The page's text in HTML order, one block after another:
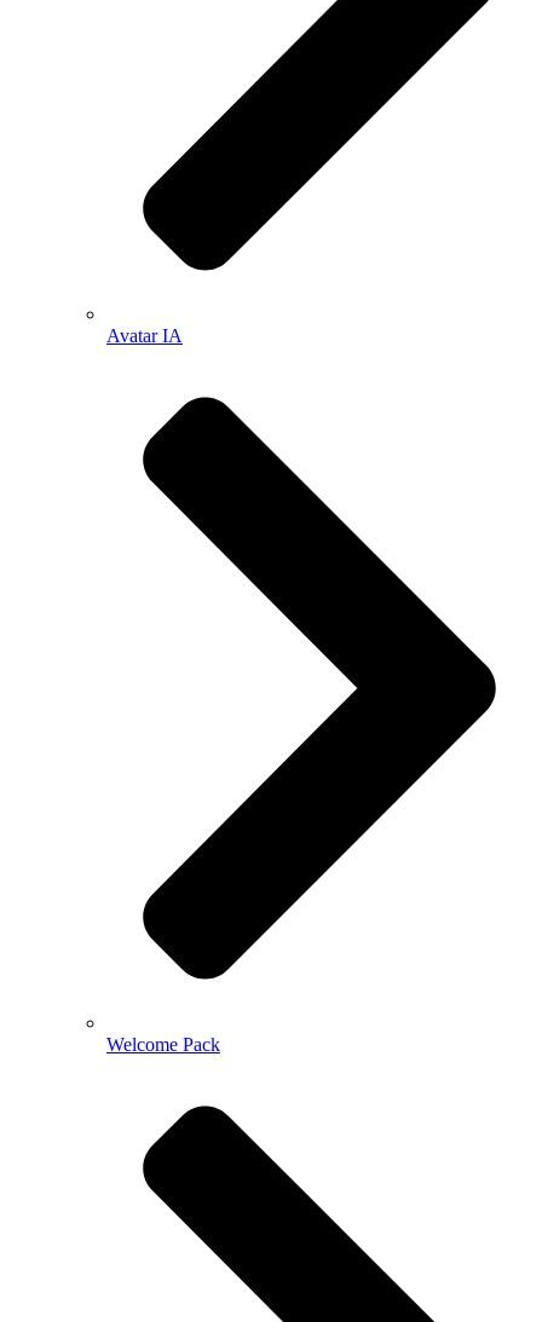
Avatar IA
Welcome Pack